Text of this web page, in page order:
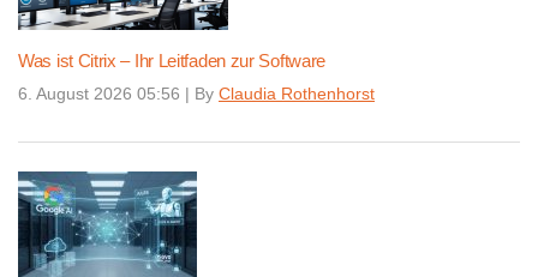
Was ist Citrix – Ihr Leitfaden zur Software
6. August 2026 05:56 | By Claudia Rothenhorst